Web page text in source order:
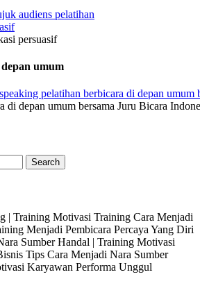
persuasif
umum
di depan umum bersama Juru Bicara
| Training Motivasi Training Cara Menjadi
Menjadi Pembicara Percaya Yang Diri
Sumber Handal | Training Motivasi
Tips Cara Menjadi Nara Sumber
Karyawan Performa Unggul